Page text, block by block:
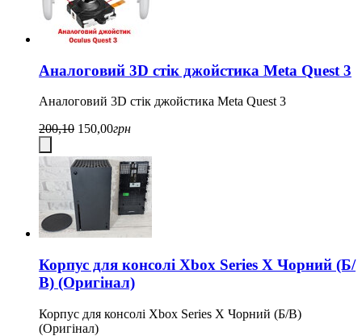
Аналоговий 3D стік джойстика Meta Quest 3
Аналоговий 3D стік джойстика Meta Quest 3
200,10 150,00грн
Корпус для консолі Xbox Series X Чорний (Б/
В) (Оригінал)
Корпус для консолі Xbox Series X Чорний (Б/В)
(Оригінал)